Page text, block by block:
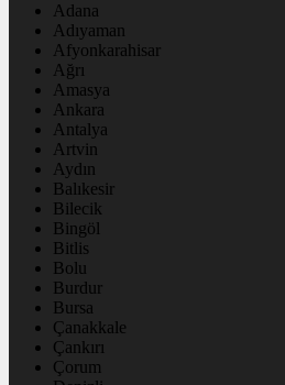
Adana
Adıyaman
Afyonkarahisar
Ağrı
Amasya
Ankara
Antalya
Artvin
Aydın
Balıkesir
Bilecik
Bingöl
Bitlis
Bolu
Burdur
Bursa
Çanakkale
Çankırı
Çorum